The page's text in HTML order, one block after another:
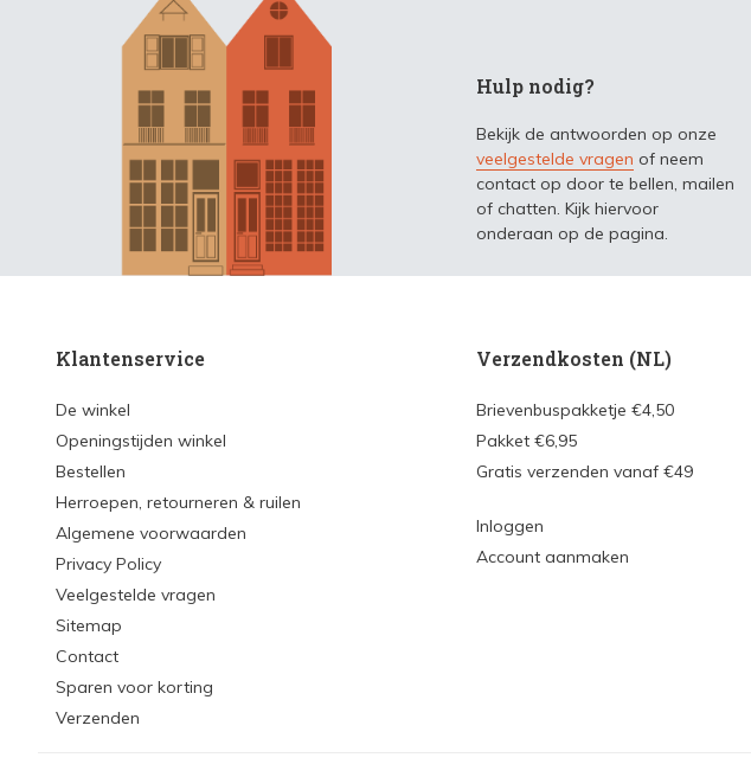
Hulp nodig?
Bekijk de antwoorden op onze
veelgestelde vragen of neem
contact op door te bellen, mailen
of chatten. Kijk hiervoor
onderaan op de pagina.
Klantenservice
De winkel
Openingstijden winkel
Bestellen
Herroepen, retourneren & ruilen
Algemene voorwaarden
Privacy Policy
Veelgestelde vragen
Sitemap
Contact
Sparen voor korting
Verzenden
Verzendkosten (NL)
Brievenbuspakketje €4,50
Pakket €6,95
Gratis verzenden vanaf €49
Inloggen
Account aanmaken